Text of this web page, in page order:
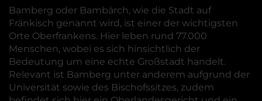
Bamberg oder Bambärch, wie die Stadt auf
Fränkisch genannt wird, ist einer der wichtigsten
Orte Oberfrankens. Hier leben rund 77.000
Menschen, wobei es sich hinsichtlich der
Bedeutung um eine echte Großstadt handelt.
Relevant ist Bamberg unter anderem aufgrund der
Universität sowie des Bischofssitzes, zudem